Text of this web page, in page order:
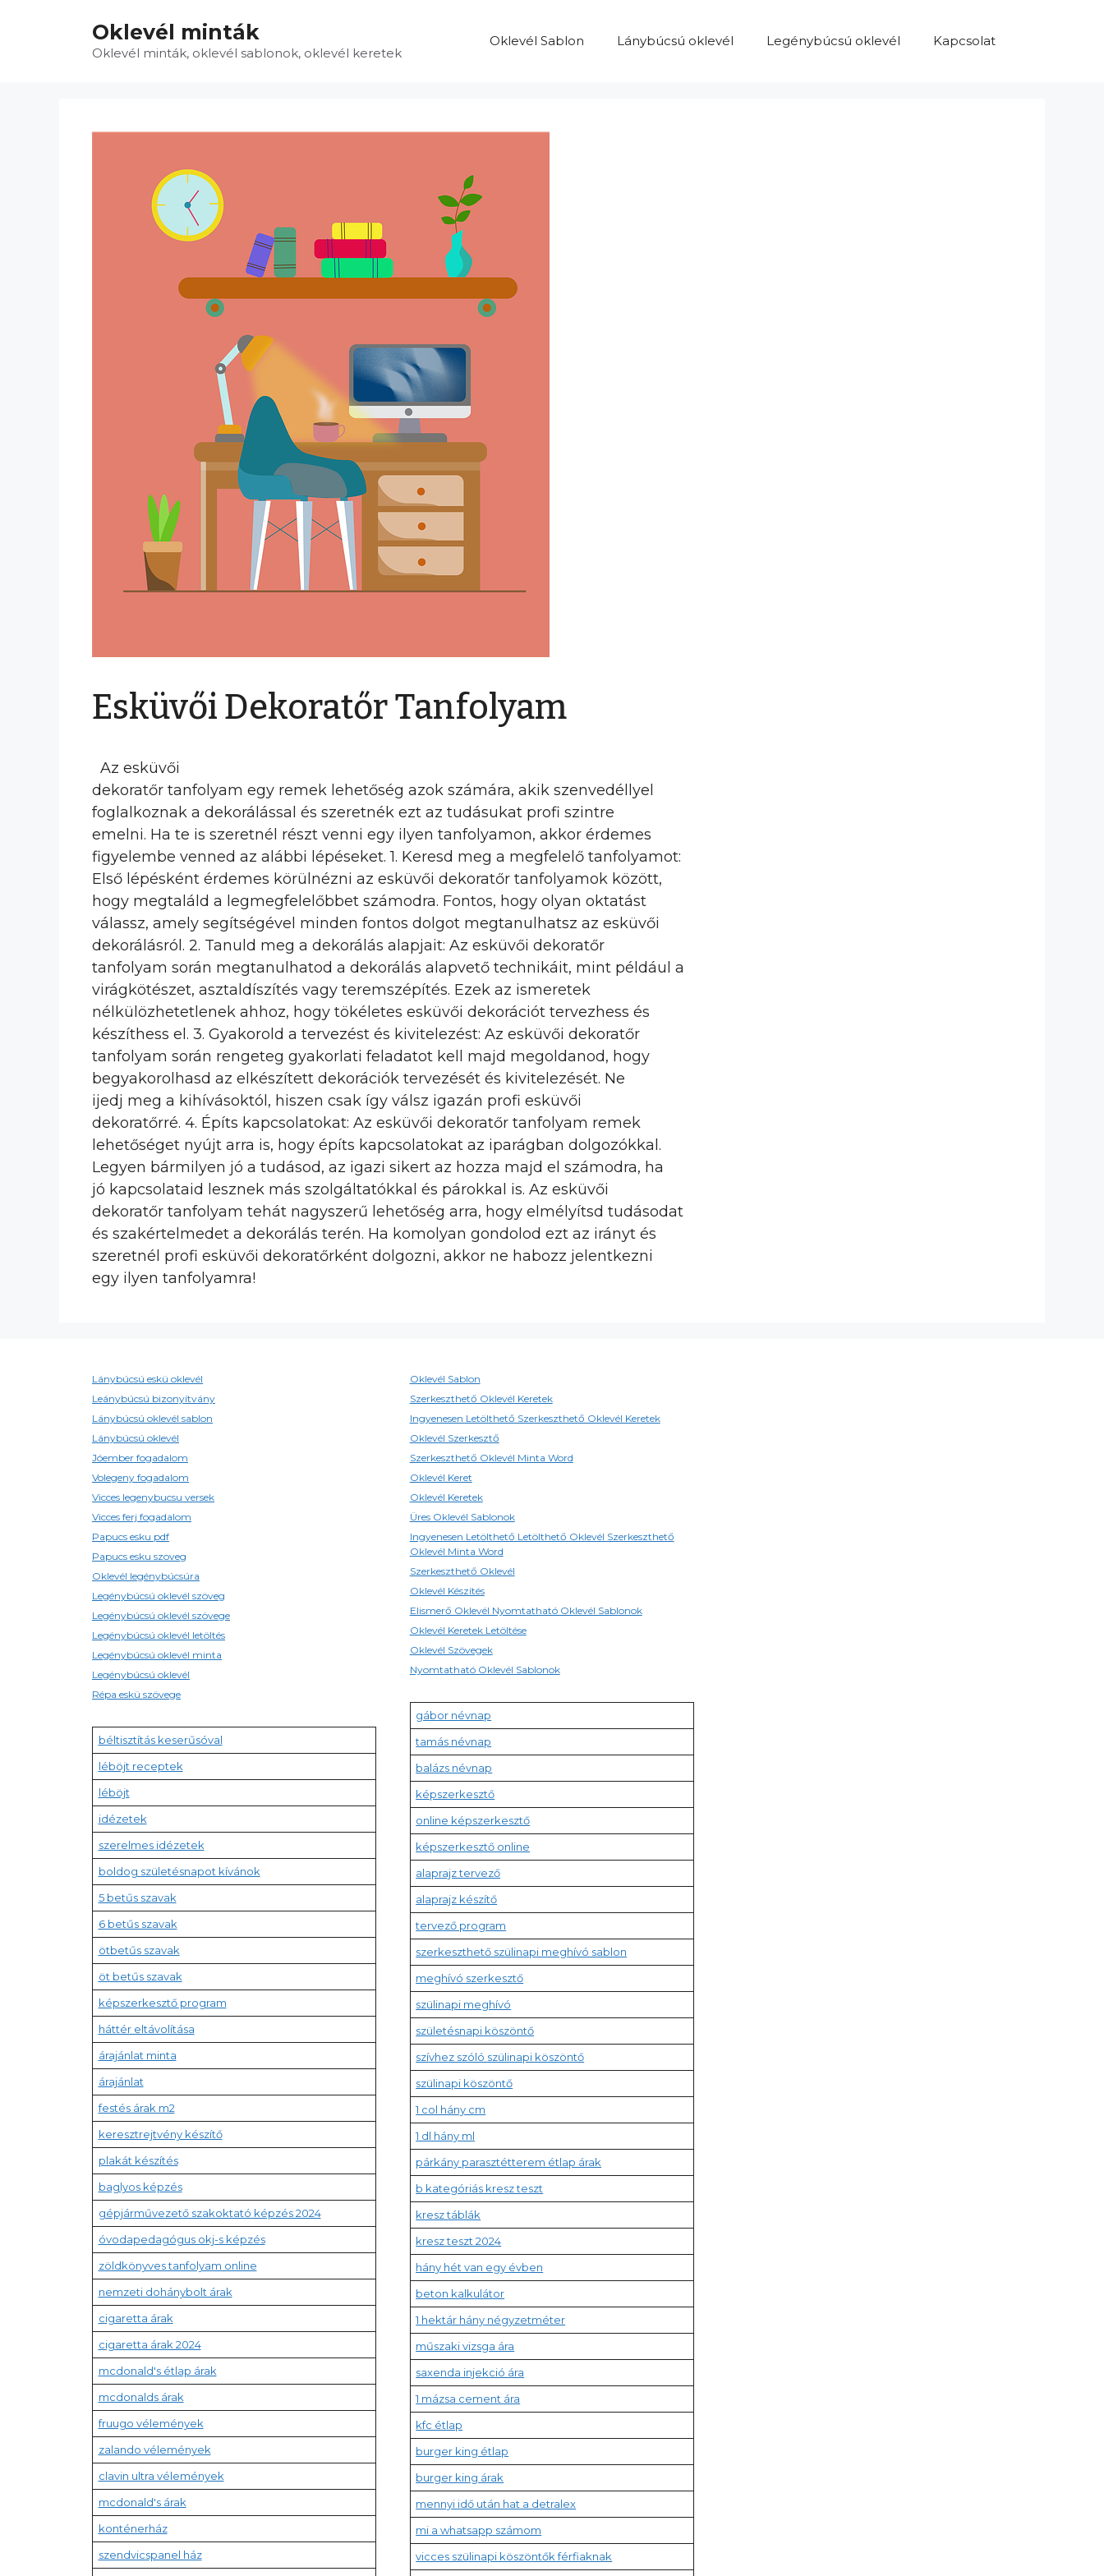
Oklevél minták
Oklevél minták, oklevél sablonok, oklevél keretek
Oklevél Sablon Lánybúcsú oklevél Legénybúcsú oklevél Kapcsolat
Esküvői Dekoratőr Tanfolyam
Az esküvői
dekoratőr tanfolyam egy remek lehetőség azok számára, akik szenvedéllyel
foglalkoznak a dekorálással és szeretnék ezt az tudásukat profi szintre
emelni. Ha te is szeretnél részt venni egy ilyen tanfolyamon, akkor érdemes
figyelembe venned az alábbi lépéseket. 1. Keresd meg a megfelelő tanfolyamot:
Első lépésként érdemes körülnézni az esküvői dekoratőr tanfolyamok között,
hogy megtaláld a legmegfelelőbbet számodra. Fontos, hogy olyan oktatást
válassz, amely segítségével minden fontos dolgot megtanulhatsz az esküvői
dekorálásról. 2. Tanuld meg a dekorálás alapjait: Az esküvői dekoratőr
tanfolyam során megtanulhatod a dekorálás alapvető technikáit, mint például a
virágkötészet, asztaldíszítés vagy teremszépítés. Ezek az ismeretek
nélkülözhetetlenek ahhoz, hogy tökéletes esküvői dekorációt tervezhess és
készíthess el. 3. Gyakorold a tervezést és kivitelezést: Az esküvői dekoratőr
tanfolyam során rengeteg gyakorlati feladatot kell majd megoldanod, hogy
begyakorolhasd az elkészített dekorációk tervezését és kivitelezését. Ne
ijedj meg a kihívásoktól, hiszen csak így válsz igazán profi esküvői
dekoratőrré. 4. Építs kapcsolatokat: Az esküvői dekoratőr tanfolyam remek
lehetőséget nyújt arra is, hogy építs kapcsolatokat az iparágban dolgozókkal.
Legyen bármilyen jó a tudásod, az igazi sikert az hozza majd el számodra, ha
jó kapcsolataid lesznek más szolgáltatókkal és párokkal is. Az esküvői
dekoratőr tanfolyam tehát nagyszerű lehetőség arra, hogy elmélyítsd tudásodat
és szakértelmedet a dekorálás terén. Ha komolyan gondolod ezt az irányt és
szeretnél profi esküvői dekoratőrként dolgozni, akkor ne habozz jelentkezni
egy ilyen tanfolyamra!
Lánybúcsú eskü oklevél
Leánybúcsú bizonyítvány
Lánybúcsú oklevél sablon
Lánybúcsú oklevél
Jóember fogadalom
Volegeny fogadalom
Vicces legenybucsu versek
Vicces ferj fogadalom
Papucs esku pdf
Papucs esku szoveg
Oklevél legénybúcsúra
Legénybúcsú oklevél szöveg
Legénybúcsú oklevél szövege
Legénybúcsú oklevél letöltés
Legénybúcsú oklevél minta
Legénybúcsú oklevél
Répa eskü szövege
béltisztítás keserűsóval
léböjt receptek
léböjt
idézetek
szerelmes idézetek
boldog születésnapot kívánok
5 betűs szavak
6 betűs szavak
ötbetűs szavak
öt betűs szavak
képszerkesztő program
háttér eltávolítása
árajánlat minta
árajánlat
festés árak m2
keresztrejtvény készítő
plakát készítés
baglyos képzés
gépjárművezető szakoktató képzés 2024
óvodapedagógus okj-s képzés
zöldkönyves tanfolyam online
nemzeti dohánybolt árak
cigaretta árak
cigaretta árak 2024
mcdonald's étlap árak
mcdonalds árak
fruugo vélemények
zalando vélemények
clavin ultra vélemények
mcdonald's árak
konténerház
szendvicspanel ház
Oklevél Sablon
Szerkeszthető Oklevél Keretek
Ingyenesen Letölthető Szerkeszthető Oklevél Keretek
Oklevél Szerkesztő
Szerkeszthető Oklevél Minta Word
Oklevél Keret
Oklevél Keretek
Üres Oklevél Sablonok
Ingyenesen Letölthető Letölthető Oklevél Szerkeszthető
Oklevél Minta Word
Szerkeszthető Oklevél
Oklevél Készítés
Elismerő Oklevél Nyomtatható Oklevél Sablonok
Oklevél Keretek Letöltése
Oklevél Szövegek
Nyomtatható Oklevél Sablonok
gábor névnap
tamás névnap
balázs névnap
képszerkesztő
online képszerkesztő
képszerkesztő online
alaprajz tervező
alaprajz készítő
tervező program
szerkeszthető szülinapi meghívó sablon
meghívó szerkesztő
szülinapi meghívó
születésnapi köszöntő
szívhez szóló szülinapi köszöntő
szülinapi köszöntő
1 col hány cm
1 dl hány ml
párkány parasztétterem étlap árak
b kategóriás kresz teszt
kresz táblák
kresz teszt 2024
hány hét van egy évben
beton kalkulátor
1 hektár hány négyzetméter
műszaki vizsga ára
saxenda injekció ára
1 mázsa cement ára
kfc étlap
burger king étlap
burger king árak
mennyi idő után hat a detralex
mi a whatsapp számom
vicces szülinapi köszöntők férfiaknak